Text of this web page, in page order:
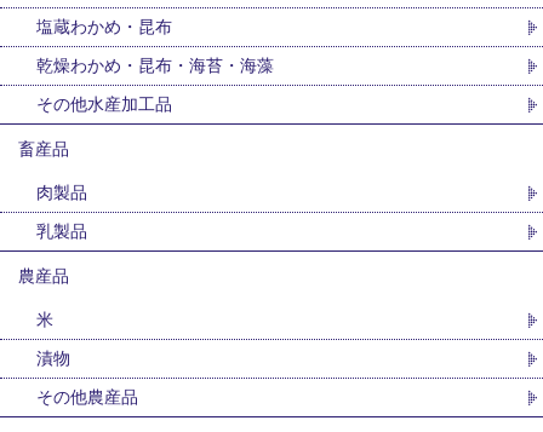
塩蔵わかめ・昆布
乾燥わかめ・昆布・海苔・海藻
その他水産加工品
畜産品
肉製品
乳製品
農産品
米
漬物
その他農産品